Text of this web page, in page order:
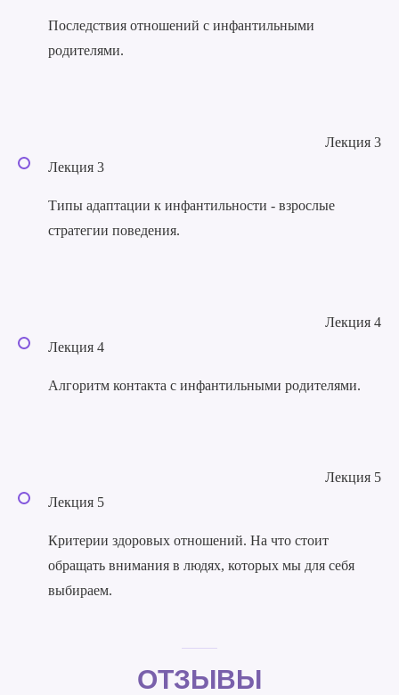
Последствия отношений с инфантильными
родителями.
Лекция 3
Лекция 3
Типы адаптации к инфантильности - взрослые
стратегии поведения.
Лекция 4
Лекция 4
Алгоритм контакта с инфантильными родителями.
Лекция 5
Лекция 5
Критерии здоровых отношений. На что стоит
обращать внимания в людях, которых мы для себя
выбираем.
ОТЗЫВЫ